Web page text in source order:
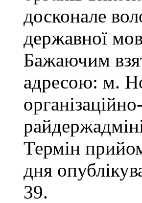
досконале
державної
Бажаючим
адресою: м.
Термін
дня
39.